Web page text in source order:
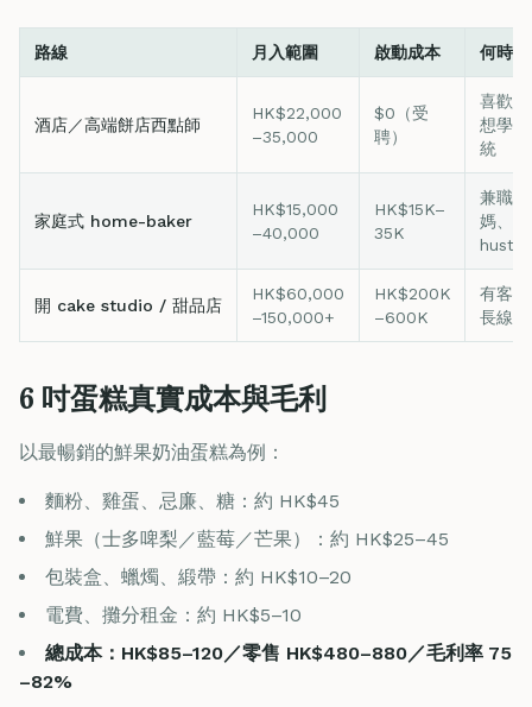
路線 月入範圍 啟動成本 何時
酒店／高端餅店西點師
HK$22,000
–35,000
$0（受
聘）
喜歡
想學
統
家庭式 home-baker
HK$15,000
–40,000
HK$15K–
35K
兼職
媽、
hustle
開 cake studio / 甜品店
HK$60,000
–150,000+
HK$200K
–600K
有客
長線
6 吋蛋糕真實成本與毛利
以最暢銷的鮮果奶油蛋糕為例：
麵粉、雞蛋、忌廉、糖：約 HK$45
鮮果（士多啤梨／藍莓／芒果）：約 HK$25–45
包裝盒、蠟燭、緞帶：約 HK$10–20
電費、攤分租金：約 HK$5–10
總成本：HK$85–120／零售 HK$480–880／毛利率 75
–82%